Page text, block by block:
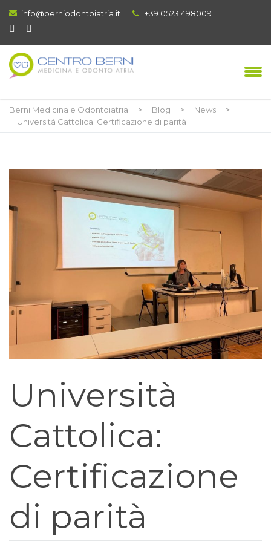
info@berniodontoiatria.it +39 0523 498009
Berni Medicina e Odontoiatria > Blog > News
>
Università Cattolica: Certificazione di parità
Università
Cattolica:
Certificazione
di parità